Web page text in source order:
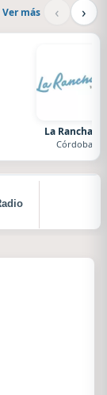
Ver más ‹ ›
La Ranchada
Córdoba